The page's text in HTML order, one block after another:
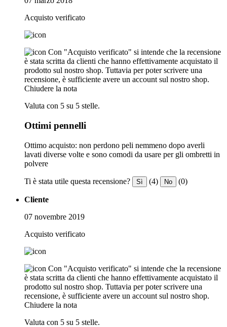
Acquisto verificato
Con "Acquisto verificato" si intende che la recensione
è stata scritta da clienti che hanno effettivamente acquistato il
prodotto sul nostro shop. Tuttavia per poter scrivere una
recensione, è sufficiente avere un account sul nostro shop.
Chiudere la nota
Valuta con 5 su 5 stelle.
Ottimi pennelli
Ottimo acquisto: non perdono peli nemmeno dopo averli
lavati diverse volte e sono comodi da usare per gli ombretti in
polvere
Ti è stata utile questa recensione? Sì (4) No (0)
Cliente
07 novembre 2019
Acquisto verificato
Con "Acquisto verificato" si intende che la recensione
è stata scritta da clienti che hanno effettivamente acquistato il
prodotto sul nostro shop. Tuttavia per poter scrivere una
recensione, è sufficiente avere un account sul nostro shop.
Chiudere la nota
Valuta con 5 su 5 stelle.